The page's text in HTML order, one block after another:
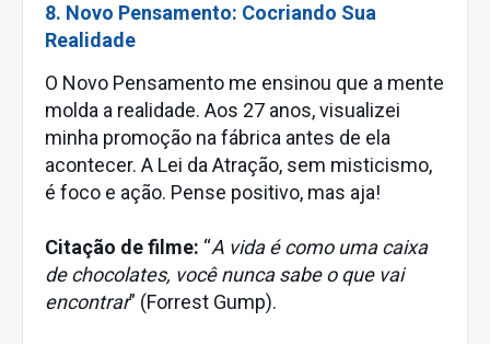
8. Novo Pensamento: Cocriando Sua
Realidade
O Novo Pensamento me ensinou que a mente
molda a realidade. Aos 27 anos, visualizei
minha promoção na fábrica antes de ela
acontecer. A Lei da Atração, sem misticismo,
é foco e ação. Pense positivo, mas aja!
Citação de filme: “A vida é como uma caixa
de chocolates, você nunca sabe o que vai
encontrar” (Forrest Gump).